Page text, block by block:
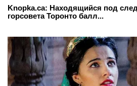
Knopka.ca: Находящийся под
горсовета Торонто балл...